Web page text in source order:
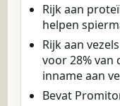
Rijk aan
helpen
Rijk aan
voor 28% van
inname aan
Bevat